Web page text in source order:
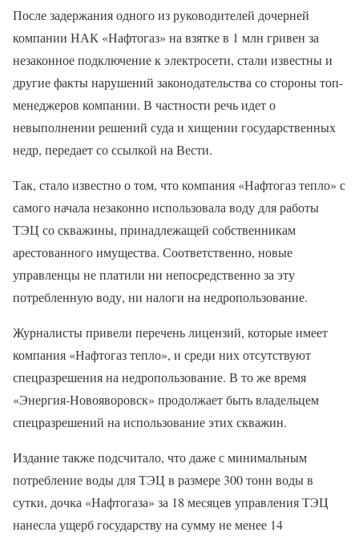
После задержания одного из руководителей дочерней
компании НАК «Нафтогаз» на взятке в 1 млн гривен за
незаконное подключение к электросети, стали известны и
другие факты нарушений законодательства со стороны топ-
менеджеров компании. В частности речь идет о
невыполнении решений суда и хищении государственных
недр, передает со ссылкой на Вести.
Так, стало известно о том, что компания «Нафтогаз тепло» с
самого начала незаконно использовала воду для работы
ТЭЦ со скважины, принадлежащей собственникам
арестованного имущества. Соответственно, новые
управленцы не платили ни непосредственно за эту
потребленную воду, ни налоги на недропользование.
Журналисты привели перечень лицензий, которые имеет
компания «Нафтогаз тепло», и среди них отсутствуют
спецразрешения на недропользование. В то же время
«Энергия-Новояворовск» продолжает быть владельцем
спецразрешений на использование этих скважин.
Издание также подсчитало, что даже с минимальным
потребление воды для ТЭЦ в размере 300 тонн воды в
сутки, дочка «Нафтогаза» за 18 месяцев управления ТЭЦ
нанесла ущерб государству на сумму не менее 14